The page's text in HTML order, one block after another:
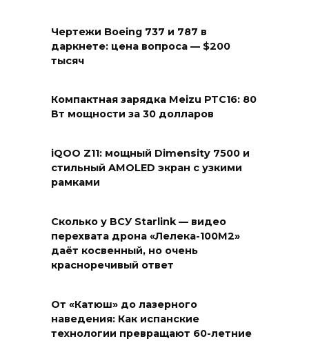
Чертежи Boeing 737 и 787 в
даркнете: цена вопроса — $200
тысяч
Компактная зарядка Meizu PTC16: 80
Вт мощности за 30 долларов
iQOO Z11: мощный Dimensity 7500 и
стильный AMOLED экран с узкими
рамками
Сколько у ВСУ Starlink — видео
перехвата дрона «Лелека-100М2»
даёт косвенный, но очень
красноречивый ответ
От «Катюш» до лазерного
наведения: Как испанские
технологии превращают 60-летние